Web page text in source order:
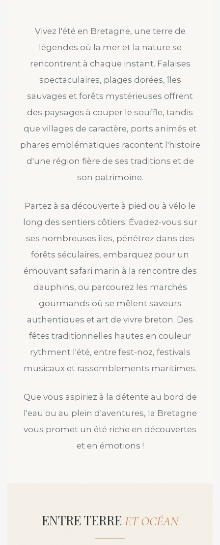
Vivez l'été en Bretagne, une terre de
légendes où la mer et la nature se
rencontrent à chaque instant. Falaises
spectaculaires, plages dorées, îles
sauvages et forêts mystérieuses offrent
des paysages à couper le souffle, tandis
que villages de caractère, ports animés et
phares emblématiques racontent l'histoire
d'une région fière de ses traditions et de
son patrimoine.
Partez à sa découverte à pied ou à vélo le
long des sentiers côtiers. Évadez-vous sur
ses nombreuses îles, pénétrez dans des
forêts séculaires, embarquez pour un
émouvant safari marin à la rencontre des
dauphins, ou parcourez les marchés
gourmands où se mêlent saveurs
authentiques et art de vivre breton. Des
fêtes traditionnelles hautes en couleur
rythment l'été, entre fest-noz, festivals
musicaux et rassemblements maritimes.
Que vous aspiriez à la détente au bord de
l'eau ou au plein d'aventures, la Bretagne
vous promet un été riche en découvertes
et en émotions !
ENTRE TERRE ET OCÉAN